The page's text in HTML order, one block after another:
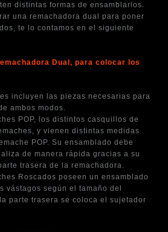
distintas formas de ensamblarlos.
una remachadora dual para poner
te lo contamos en el siguiente
Dual, para colocar los
incluyen las piezas necesarias para
ambos modos.
POP, los distintos casquillos de
y vienen distintas medidas
POP. Su ensamblado debe
de manera rápida gracias a su
trasera de la remachadora.
Roscados poseen un ensamblado
vástagos según el tamaño del
parte trasera se coloca el sujetador